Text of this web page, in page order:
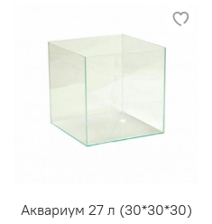
Аквариум 27 л (30*30*30)